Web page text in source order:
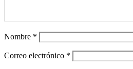
Nombre *
Correo electrónico *